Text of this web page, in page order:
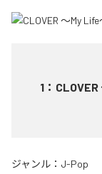
1 ：
ジャンル： J-Pop